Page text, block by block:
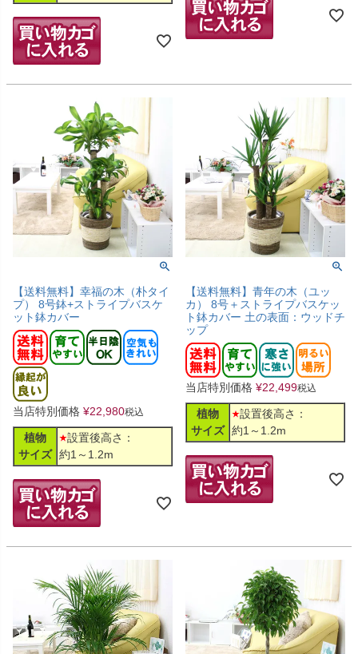
【送料無料】幸福の木（朴タイ
プ） 8号鉢+ストライプバスケ
ット鉢カバー
当店特別価格 ¥22,980税込
植物
サイズ
設置後高さ：
約1～1.2m
【送料無料】青年の木（ユッ
カ） 8号＋ストライプバスケッ
ト鉢カバー 土の表面：ウッドチ
ップ
当店特別価格 ¥22,499税込
植物
サイズ
設置後高さ：
約1～1.2m